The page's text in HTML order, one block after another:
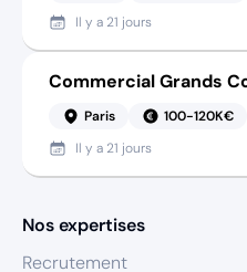
Il y a 21 jours
Commercial Grands
Paris
100-120K€
Il y a 21 jours
Nos expertises
Recrutement